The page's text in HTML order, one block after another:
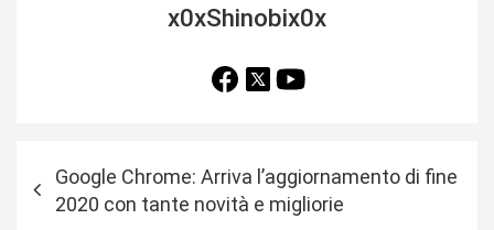
x0xShinobix0x
Google Chrome: Arriva l’aggiornamento di fine
2020 con tante novità e migliorie